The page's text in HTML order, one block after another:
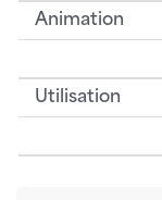
Animation
Utilisation